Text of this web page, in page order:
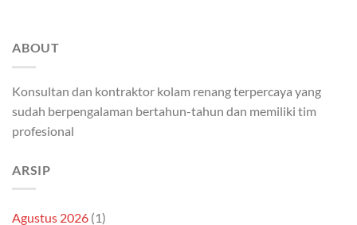
ABOUT
Konsultan dan kontraktor kolam renang terpercaya yang
sudah berpengalaman bertahun-tahun dan memiliki tim
profesional
ARSIP
Agustus 2026 (1)